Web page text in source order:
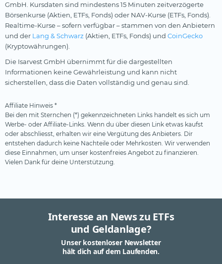
GmbH. Kursdaten sind mindestens 15 Minuten zeitverzögerte
Börsenkurse (Aktien, ETFs, Fonds) oder NAV-Kurse (ETFs, Fonds).
Realtime-Kurse – sofern verfügbar – stammen von den Anbietern
und der Lang & Schwarz (Aktien, ETFs, Fonds) und CoinGecko
(Kryptowährungen).
Die Isarvest GmbH übernimmt für die dargestellten
Informationen keine Gewährleistung und kann nicht
sicherstellen, dass die Daten vollständig und genau sind.
Affiliate Hinweis *
Bei den mit Sternchen (*) gekennzeichneten Links handelt es sich um
Werbe- oder Affiliate-Links. Wenn du über diesen Link etwas kaufst
oder abschliesst, erhalten wir eine Vergütung des Anbieters. Dir
entstehen dadurch keine Nachteile oder Mehrkosten. Wir verwenden
diese Einnahmen, um unser kostenfreies Angebot zu finanzieren.
Vielen Dank für deine Unterstützung.
Interesse an News zu ETFs
und Geldanlage?
Unser kostenloser Newsletter
hält dich auf dem Laufenden.